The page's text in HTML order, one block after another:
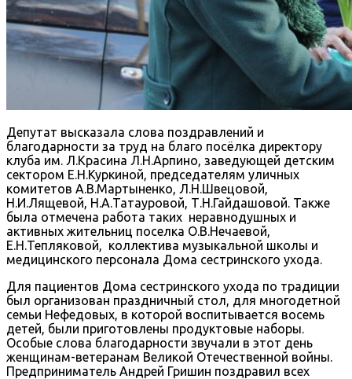
Депутат высказала слова поздравлений и
благодарности за труд на благо посёлка директору
клуба им. Л.Красина Л.Н.Арпино, заведующей детским
сектором Е.Н.Куркиной, председателям уличных
комитетов А.В.Мартыненко, Л.Н.Швецовой,
Н.И.Лящевой, Н.А.Татауровой, Т.Н.Гайдашовой. Также
была отмечена работа таких неравнодушных и
активных жительниц поселка О.В.Нечаевой,
Е.Н.Тепляковой, коллектива музыкальной школы и
медицинского персонала Дома сестринского ухода.
Для пациентов Дома сестринского ухода по традиции
был организован праздничный стол, для многодетной
семьи Нефедовых, в которой воспитывается восемь
детей, были приготовлены продуктовые наборы.
Особые слова благодарности звучали в этот день
женщинам-ветеранам Великой Отечественной войны.
Предприниматель Андрей Гришин поздравил всех